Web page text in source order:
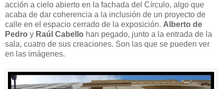
acción a cielo abierto en la fachada del Círculo, algo que
acaba de dar coherencia a la inclusión de un proyecto de
calle en el espacio cerrado de la exposición. Alberto de
Pedro y Raúl Cabello han pegado, junto a la entrada de la
sala, cuatro de sus creaciones. Son las que se pueden ver
en las imágenes.